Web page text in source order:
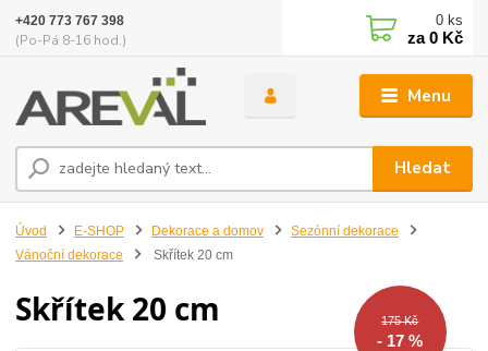
Menu
Hledat
+420 773 767 398
(Po-Pá 8-16 hod.)
0 ks
za0 Kč
Úvod E-SHOP Dekorace a domov
Sezónní dekorace
Vánoční dekorace
Skřítek 20 cm
Skřítek 20 cm 175 Kč
- 17 %